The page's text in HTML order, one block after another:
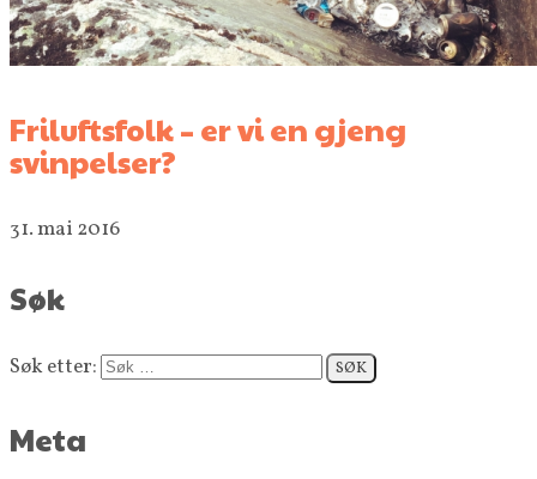
Friluftsfolk – er vi en gjeng
svinpelser?
31. mai 2016
Søk
Søk etter:
Meta